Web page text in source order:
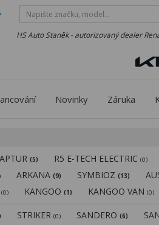
HS Auto Staněk - autorizovaný dealer
Novinky Záruka
(5) R5 E-TECH ELECTRIC(0)
ARKANA(9) SYMBIOZ(13)
(0) KANGOO(1) KANGOO VAN(0)
STRIKER(0) SANDERO(6)